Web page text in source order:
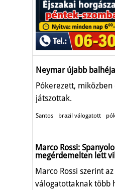
Neymar újabb balhéja
Pókerezett, miközben
játszottak.
Santos brazil válogatott
Marco Rossi:
megérdemelten lett
Marco Rossi szerint
válogatottaknak több